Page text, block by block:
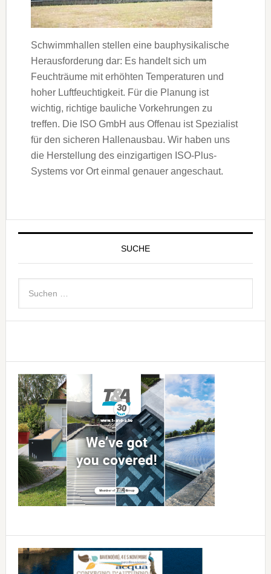
Schwimmhallen stellen eine bauphysikalische
Herausforderung dar: Es handelt sich um
Feuchträume mit erhöhten Temperaturen und
hoher Luftfeuchtigkeit. Für die Planung ist
wichtig, richtige bauliche Vorkehrungen zu
treffen. Die ISO GmbH aus Offenau ist Spezialist
für den sicheren Hallenausbau. Wir haben uns
die Herstellung des einzigartigen ISO-Plus-
Systems vor Ort einmal genauer angeschaut.
SUCHE